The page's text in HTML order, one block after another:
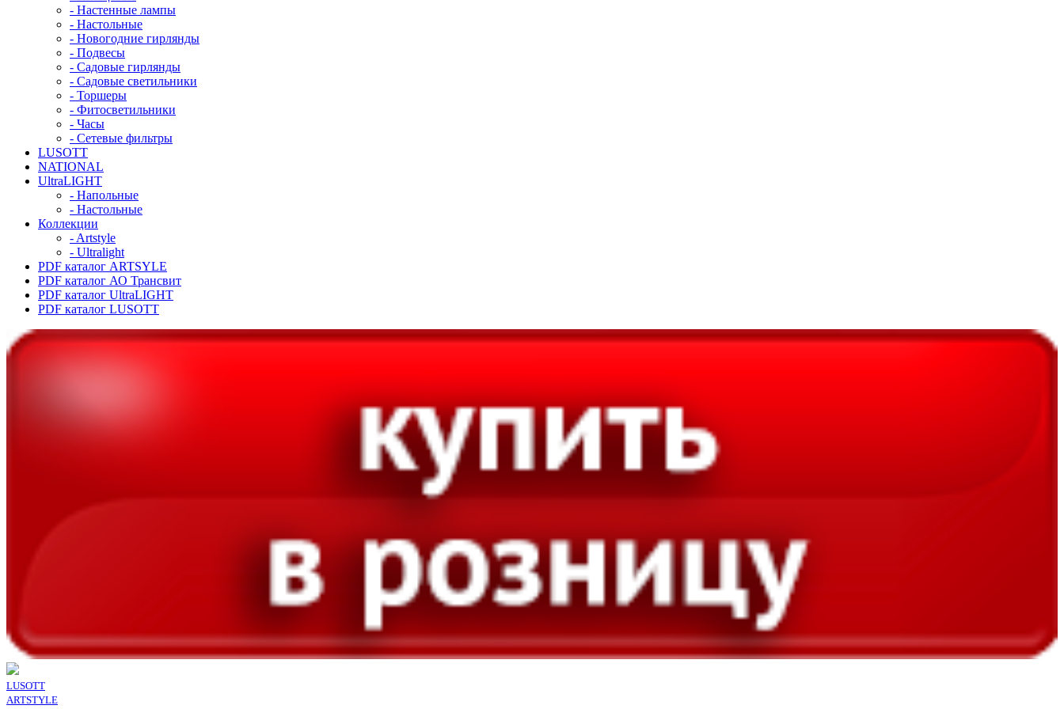
- Настенные лампы
- Настольные
- Новогодние гирлянды
- Подвесы
- Садовые гирлянды
- Садовые светильники
- Торшеры
- Фитосветильники
- Часы
- Сетевые фильтры
LUSOTT
NATIONAL
UltraLIGHT
- Напольные
- Настольные
Коллекции
- Artstyle
- Ultralight
PDF каталог ARTSYLE
PDF каталог АО Трансвит
PDF каталог UltraLIGHT
PDF каталог LUSOTT
LUSOTT
ARTSTYLE